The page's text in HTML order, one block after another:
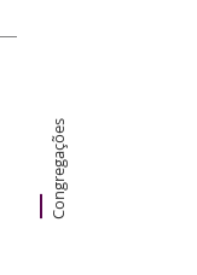
Congregações